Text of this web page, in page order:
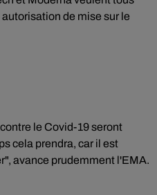
de mise sur le
le Covid-19 seront
cela prendra, car il est
avance prudemment l'EMA.